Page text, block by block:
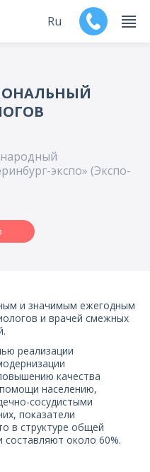
Ru
экспо» (Экспо-
и значимым ежегодным
и врачей смежных
реализации
качества
населению,
сосудистыми
показатели
в структуре общей
составляют около 60%.